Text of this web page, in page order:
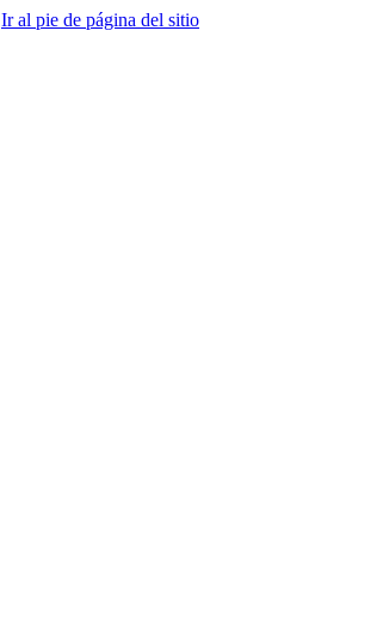
Ir al pie de página del sitio